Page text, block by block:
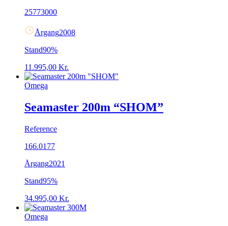
25773000
Årgang2008
Stand90%
11.995,00 Kr.
Omega
Seamaster 200m “SHOM”
Reference
166.0177
Årgang2021
Stand95%
34.995,00 Kr.
Omega